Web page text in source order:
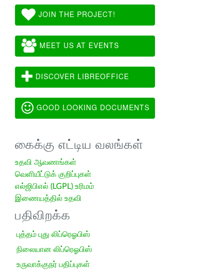
JOIN THE PROJECT!
MEET US AT EVENTS
DISCOVER LIBREOFFICE
GOOD LOOKING DOCUMENTS
கைக்கு எட்டிய வலங்கள்
உதவி ஆவணங்கள்
வெளியீட்டுக் குறிப்புகள்
எல்ஜிபிஎல் (LGPL) உரிமம்
இணையத்தில் உதவி
பதிவிறக்க
புத்தம் புது லிப்ரெஓபிஸ்
நிலையான லிப்ரெஓபிஸ்
உருவாக்குநர் பதிப்புகள்